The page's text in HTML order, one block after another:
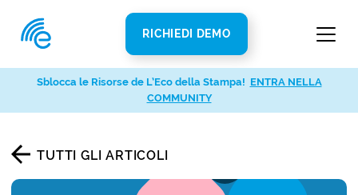
RICHIEDI DEMO
TUTTI GLI ARTICOLI
Sblocca le Risorse de L’Eco della Stampa! ENTRA NELLA
COMMUNITY